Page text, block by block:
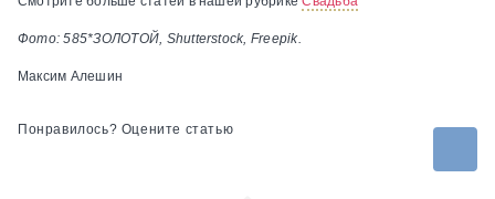
Фото: 585*ЗОЛОТОЙ, Shutterstock, Freepik.
Максим Алешин
Понравилось? Оцените статью